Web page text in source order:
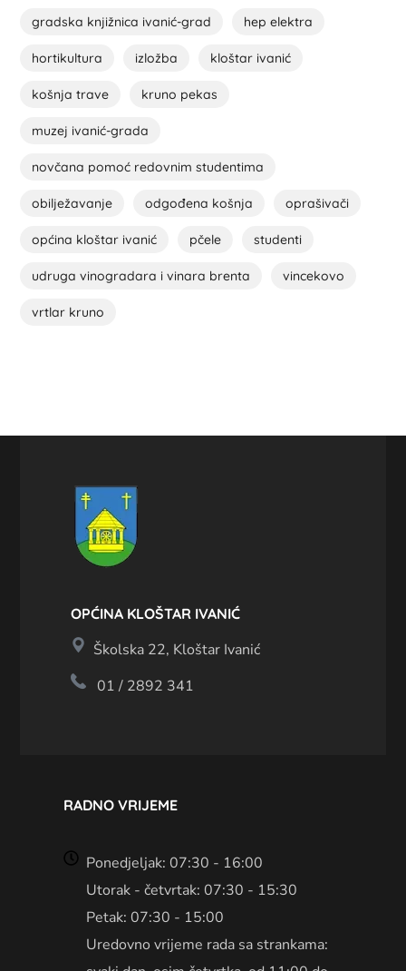
gradska knjižnica ivanić-grad hep elektra
hortikultura izložba kloštar ivanić
košnja trave kruno pekas
muzej ivanić-grada
novčana pomoć redovnim studentima
obilježavanje odgođena košnja oprašivači
općina kloštar ivanić pčele studenti
udruga vinogradara i vinara brenta vincekovo
vrtlar kruno
OPĆINA KLOŠTAR IVANIĆ
Školska 22, Kloštar Ivanić
01 / 2892 341
RADNO VRIJEME
Ponedjeljak: 07:30 - 16:00
Utorak - četvrtak: 07:30 - 15:30
Petak: 07:30 - 15:00
Uredovno vrijeme rada sa strankama: